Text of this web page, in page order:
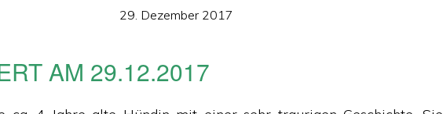
29. Dezember 2017
AM 29.12.2017